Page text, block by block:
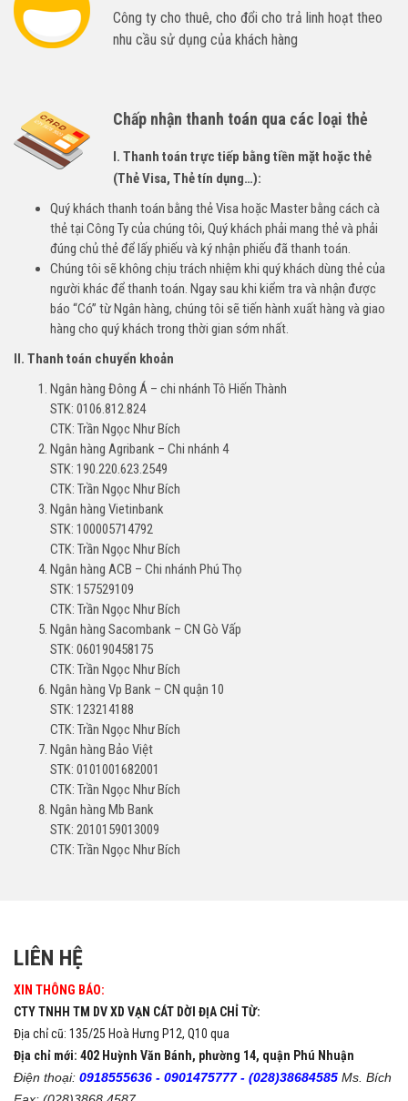
Công ty cho thuê, cho đổi cho trả linh hoạt theo
nhu cầu sử dụng của khách hàng
Chấp nhận thanh toán qua các loại thẻ
I. Thanh toán trực tiếp bằng tiền mặt hoặc thẻ
(Thẻ Visa, Thẻ tín dụng…):
Quý khách thanh toán bằng thẻ Visa hoặc Master bằng cách cà
thẻ tại Công Ty của chúng tôi, Quý khách phải mang thẻ và phải
đúng chủ thẻ để lấy phiếu và ký nhận phiếu đã thanh toán.
Chúng tôi sẽ không chịu trách nhiệm khi quý khách dùng thẻ của
người khác để thanh toán. Ngay sau khi kiểm tra và nhận được
báo “Có” từ Ngân hàng, chúng tôi sẽ tiến hành xuất hàng và giao
hàng cho quý khách trong thời gian sớm nhất.
II. Thanh toán chuyển khoản
Ngân hàng Đông Á – chi nhánh Tô Hiến Thành
STK: 0106.812.824
CTK: Trần Ngọc Như Bích
Ngân hàng Agribank – Chi nhánh 4
STK: 190.220.623.2549
CTK: Trần Ngọc Như Bích
Ngân hàng Vietinbank
STK: 100005714792
CTK: Trần Ngọc Như Bích
Ngân hàng ACB – Chi nhánh Phú Thọ
STK: 157529109
CTK: Trần Ngọc Như Bích
Ngân hàng Sacombank – CN Gò Vấp
STK: 060190458175
CTK: Trần Ngọc Như Bích
Ngân hàng Vp Bank – CN quận 10
STK: 123214188
CTK: Trần Ngọc Như Bích
Ngân hàng Bảo Việt
STK: 0101001682001
CTK: Trần Ngọc Như Bích
Ngân hàng Mb Bank
STK: 2010159013009
CTK: Trần Ngọc Như Bích
LIÊN HỆ
XIN THÔNG BÁO:
CTY TNHH TM DV XD VẠN CÁT DỜI ĐỊA CHỈ TỪ:
Địa chỉ cũ: 135/25 Hoà Hưng P12, Q10 qua
Địa chỉ mới: 402 Huỳnh Văn Bánh, phường 14, quận Phú Nhuận
Điện thoại: 0918555636 - 0901475777 - (028)38684585 Ms. Bích